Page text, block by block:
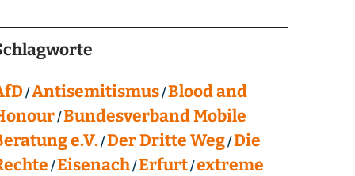
Antisemitismus Blood and
Bundesverband Mobile
e.V. Der Dritte Weg Die
Eisenach Erfurt extreme